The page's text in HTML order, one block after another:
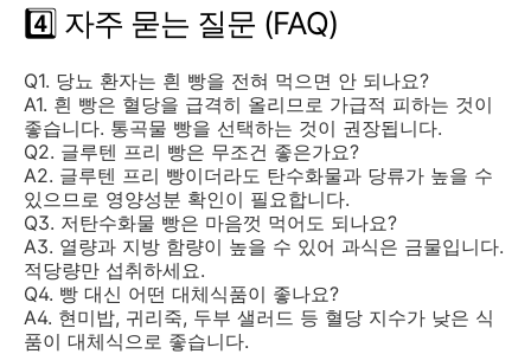
4️⃣ 자주 묻는 질문 (FAQ)
Q1. 당뇨 환자는 흰 빵을 전혀 먹으면 안 되나요?
A1. 흰 빵은 혈당을 급격히 올리므로 가급적 피하는 것이
좋습니다. 통곡물 빵을 선택하는 것이 권장됩니다.
Q2. 글루텐 프리 빵은 무조건 좋은가요?
A2. 글루텐 프리 빵이더라도 탄수화물과 당류가 높을 수
있으므로 영양성분 확인이 필요합니다.
Q3. 저탄수화물 빵은 마음껏 먹어도 되나요?
A3. 열량과 지방 함량이 높을 수 있어 과식은 금물입니다.
적당량만 섭취하세요.
Q4. 빵 대신 어떤 대체식품이 좋나요?
A4. 현미밥, 귀리죽, 두부 샐러드 등 혈당 지수가 낮은 식
품이 대체식으로 좋습니다.